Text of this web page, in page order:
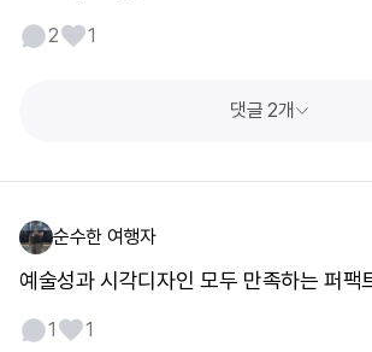
2 1
댓글 2개
순수한 여행자
예술성과 시각디자인 모두 만족하는 퍼팩
1 1